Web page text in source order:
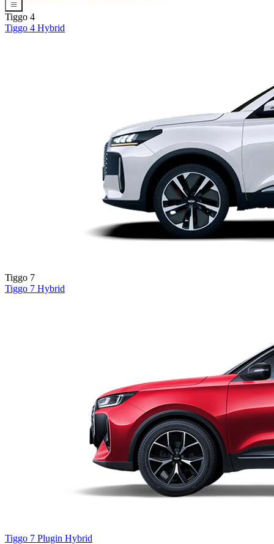
Tiggo 4
Tiggo 4 Hybrid
Tiggo 7
Tiggo 7 Hybrid
Tiggo 7 Plugin Hybrid